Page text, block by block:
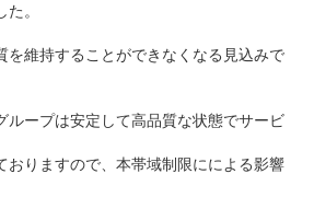
。
を維持することができなくなる見込みで
ループは安定して高品質な状態でサービ
おりますので、本帯域制限にによる影響